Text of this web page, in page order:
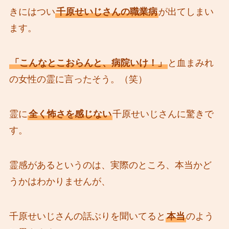
きにはつい千原せいじさんの職業病が出てしまい
ます。
「こんなとこおらんと、病院いけ！」と血まみれ
の女性の霊に言ったそう。（笑）
霊に全く怖さを感じない千原せいじさんに驚きで
す。
霊感があるというのは、実際のところ、本当かど
うかはわかりませんが、
千原せいじさんの話ぶりを聞いてると 本当のよう